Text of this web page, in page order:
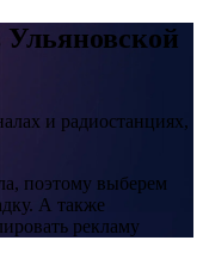
Ульяновской
и радиостанциях,
поэтому выберем
А также
рекламу